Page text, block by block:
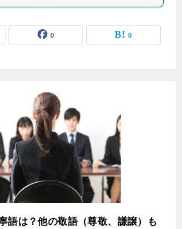
0 0
語は？他の敬語（尊敬、謙譲）も